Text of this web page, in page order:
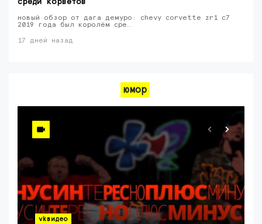
среди корветов
новый обзор от дага демуро: chevy corvette zr1 c7
2019 года был королём сре…
17 дней назад
юмор
vkвидео